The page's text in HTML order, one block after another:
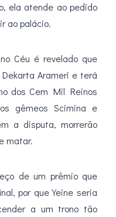
ela atende ao pedido
ao palácio.
Céu é revelado que
Arameri e terá
dos Cem Mil Reinos
gêmeos Scimina e
a disputa, morrerão
matar.
de um prêmio que
por que Yeine seria
a um trono tão